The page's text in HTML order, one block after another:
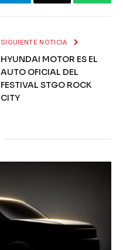
SIGUIENTE NOTICIA
HYUNDAI MOTOR ES EL
AUTO OFICIAL DEL
FESTIVAL STGO ROCK
CITY